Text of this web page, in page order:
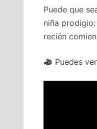
Puede que
niña
recién
Puedes